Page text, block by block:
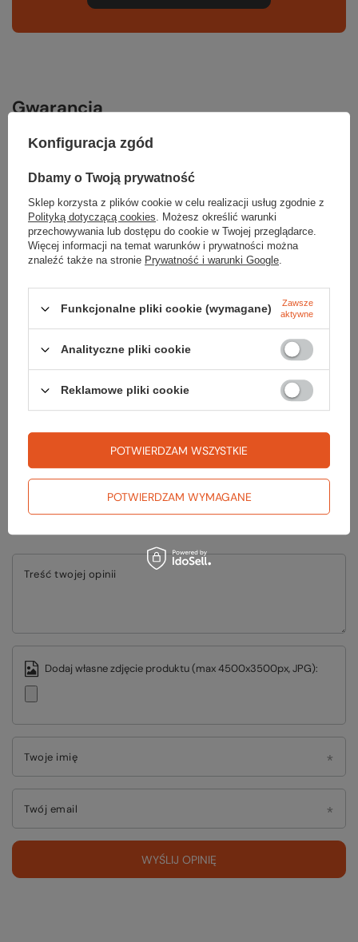
Gwarancja
Na sprzedawane produkty udzielana jest 24-miesięczna rękojmia na
podstawie ustawy z dnia 30 maja 2014r. o prawach konsumenta.
PODMIOT ODPOWIEDZIALNY ZA TEN PRODUKT NA TERENIE UE
ALUDESIGN S.p.A. a socio unico Więcej
Potrzebujesz pomocy? Masz pytania?
Zadaj pytanie a my odpowiemy niezwłocznie, najciekawsze pytania i
ZADAJ PYTANIE
Napisz swoją opinię
Twoja ocena:
5/5
Treść twojej opinii
Dodaj własne zdjęcie produktu (max 4500x3500px, JPG):
Twoje imię
Twój email
WYŚLIJ OPINIĘ
Konfiguracja zgód
Dbamy o Twoją prywatność
Sklep korzysta z plików cookie w celu realizacji usług zgodnie z
Polityką dotyczącą cookies. Możesz określić warunki
przechowywania lub dostępu do cookie w Twojej przeglądarce.
Więcej informacji na temat warunków i prywatności można
znaleźć także na stronie Prywatność i warunki Google.
Funkcjonalne pliki cookie (wymagane)
Zawsze
aktywne
Analityczne pliki cookie
Reklamowe pliki cookie
POTWIERDZAM WYMAGANE
POTWIERDZAM WSZYSTKIE